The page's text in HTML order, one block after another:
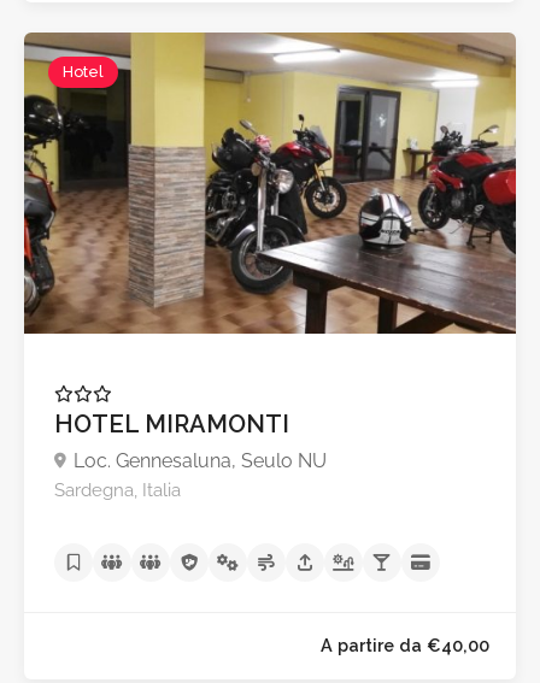
A partire da
Hotel
HOTEL MIRAMONTI
Loc. Gennesaluna, Seulo NU
Sardegna, Italia